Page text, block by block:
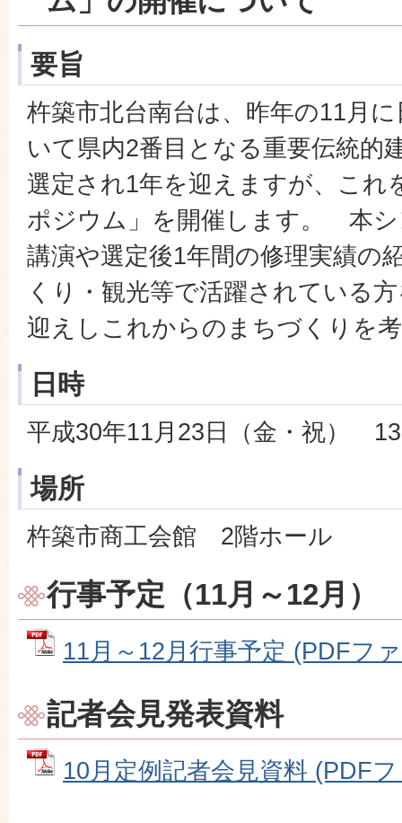
要旨
杵築市北台南台は、昨年の11月
いて県内2番目となる重要伝統的
選定され1年を迎えますが、これ
ポジウム」を開催します。 本
講演や選定後1年間の修理実績の
くり・観光等で活躍されている
迎えしこれからのまちづくりを
日時
平成30年11月23日（金・祝）
場所
杵築市商工会館 2階ホール
行事予定（11月～12月）
11月～12月行事予定 (PDFフ
記者会見発表資料
10月定例記者会見資料 (PDF